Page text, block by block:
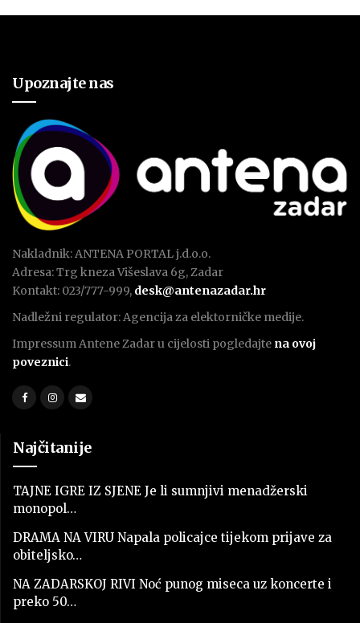
Upoznajte nas
Nakladnik: ANTENA PORTAL j.d.o.o.
Adresa: Trg kneza Višeslava 6g, Zadar
Kontakt: 023/777-999, desk@antenazadar.hr
Nadležni regulator: Agencija za elektorničke medije.
Impressum Antene Zadar u cijelosti pogledajte na ovoj
poveznici.
Najčitanije
TAJNE IGRE IZ SJENE Je li sumnjivi menadžerski
monopol…
DRAMA NA VIRU Napala policajce tijekom prijave za
obiteljsko…
NA ZADARSKOJ RIVI Noć punog miseca uz koncerte i
preko 50…